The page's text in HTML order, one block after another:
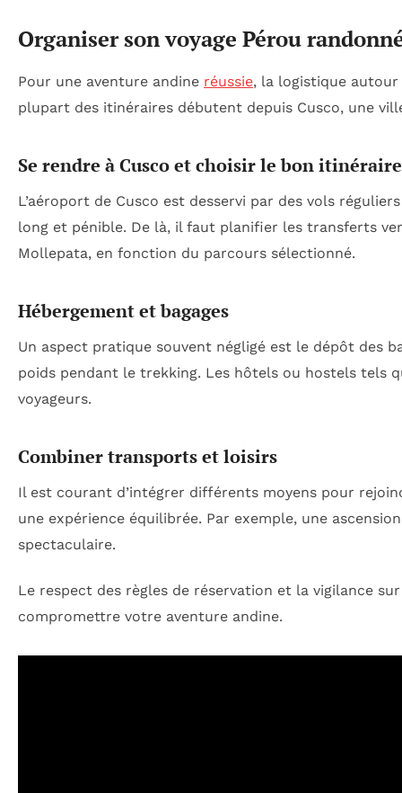
Organiser son voyage Pérou
Pour une aventure andine réussie, la logistique autour
plupart des itinéraires débutent depuis Cusco, une
Se rendre à Cusco et choisir le bon itinéraire
L’aéroport de Cusco est desservi par des vols
long et pénible. De là, il faut planifier les transferts
Mollepata, en fonction du parcours sélectionné.
Hébergement et bagages
Un aspect pratique souvent négligé est le dépôt des
poids pendant le trekking. Les hôtels ou hostels tels
voyageurs.
Combiner transports et loisirs
Il est courant d’intégrer différents moyens pour
une expérience équilibrée. Par exemple, une
spectaculaire.
Le respect des règles de réservation et la vigilance
compromettre votre aventure andine.